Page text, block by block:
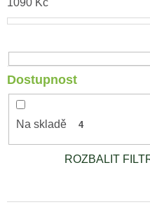
1090 Kč
Dostupnost
Na skladě 4
ROZBALIT